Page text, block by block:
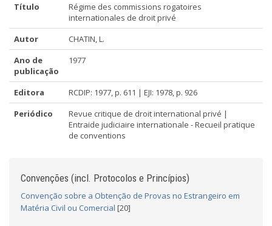
Título
Régime des commissions rogatoires
internationales de droit privé
Autor
CHATIN, L.
Ano de
publicação
1977
Editora
RCDIP: 1977, p. 611 | EJI: 1978, p. 926
Periódico
Revue critique de droit international privé |
Entraide judiciaire internationale - Recueil pratique
de conventions
Convenções (incl. Protocolos e Princípios)
Convenção sobre a Obtenção de Provas no Estrangeiro em
Matéria Civil ou Comercial [20]